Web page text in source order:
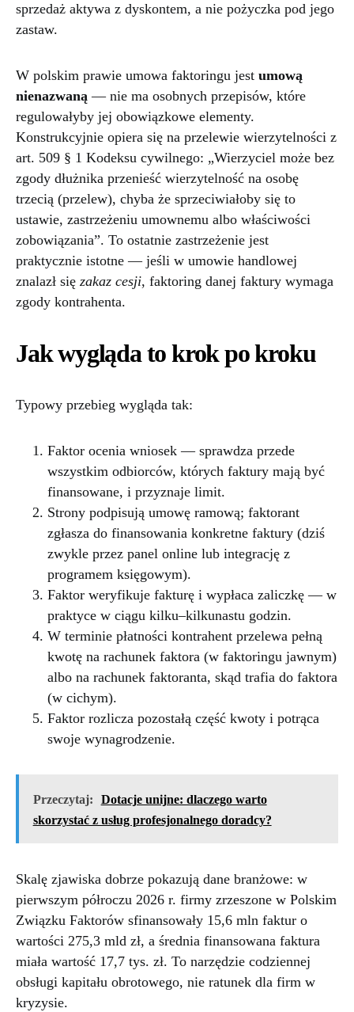
sprzedaż aktywa z dyskontem, a nie pożyczka pod jego
zastaw.
W polskim prawie umowa faktoringu jest umową
nienazwaną — nie ma osobnych przepisów, które
regulowałyby jej obowiązkowe elementy.
Konstrukcyjnie opiera się na przelewie wierzytelności z
art. 509 § 1 Kodeksu cywilnego: „Wierzyciel może bez
zgody dłużnika przenieść wierzytelność na osobę
trzecią (przelew), chyba że sprzeciwiałoby się to
ustawie, zastrzeżeniu umownemu albo właściwości
zobowiązania”. To ostatnie zastrzeżenie jest
praktycznie istotne — jeśli w umowie handlowej
znalazł się zakaz cesji, faktoring danej faktury wymaga
zgody kontrahenta.
Jak wygląda to krok po kroku
Typowy przebieg wygląda tak:
Faktor ocenia wniosek — sprawdza przede
wszystkim odbiorców, których faktury mają być
finansowane, i przyznaje limit.
Strony podpisują umowę ramową; faktorant
zgłasza do finansowania konkretne faktury (dziś
zwykle przez panel online lub integrację z
programem księgowym).
Faktor weryfikuje fakturę i wypłaca zaliczkę — w
praktyce w ciągu kilku–kilkunastu godzin.
W terminie płatności kontrahent przelewa pełną
kwotę na rachunek faktora (w faktoringu jawnym)
albo na rachunek faktoranta, skąd trafia do faktora
(w cichym).
Faktor rozlicza pozostałą część kwoty i potrąca
swoje wynagrodzenie.
Przeczytaj:
Dotacje unijne: dlaczego warto
skorzystać z usług profesjonalnego doradcy?
Skalę zjawiska dobrze pokazują dane branżowe: w
pierwszym półroczu 2026 r. firmy zrzeszone w Polskim
Związku Faktorów sfinansowały 15,6 mln faktur o
wartości 275,3 mld zł, a średnia finansowana faktura
miała wartość 17,7 tys. zł. To narzędzie codziennej
obsługi kapitału obrotowego, nie ratunek dla firm w
kryzysie.